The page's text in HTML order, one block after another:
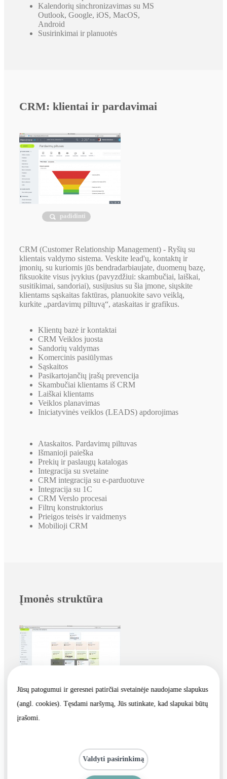
Kalendorių sinchronizavimas su MS
Outlook, Google, iOS, MacOS,
Android
Susirinkimai ir planuotės
CRM: klientai ir pardavimai
padidinti
CRM (Customer Relationship Management) - Ryšių su
klientais valdymo sistema. Veskite lead'ų, kontaktų ir
įmonių, su kuriomis jūs bendradarbiaujate, duomenų bazę,
fiksuokite visus įvykius (pavyzdžiui: skambučiai, laiškai,
susitikimai, sandoriai), susijusius su šia įmone, siųskite
klientams sąskaitas faktūras, planuokite savo veiklą,
kurkite „pardavimų piltuvą“, ataskaitas ir grafikus.
Klientų bazė ir kontaktai
CRM Veiklos juosta
Sandorių valdymas
Komercinis pasiūlymas
Sąskaitos
Pasikartojančių įrašų prevencija
Skambučiai klientams iš CRM
Laiškai klientams
Veiklos planavimas
Iniciatyvinės veiklos (LEADS) apdorojimas
Ataskaitos. Pardavimų piltuvas
Išmanioji paieška
Prekių ir paslaugų katalogas
Integracija su svetaine
CRM integracija su e-parduotuve
Integracija su 1С
CRM Verslo procesai
Filtrų konstruktorius
Prieigos teisės ir vaidmenys
Mobilioji CRM
Įmonės struktūra
padidinti
pelės spustelėjimu galėsite perkelti padalinius ir
darbuotojus, priskirti arba atšaukti jų vadovus. Jūs galite
kurti ir redaguoti įmonės struktūrą, priskirti prieigos prie
Jūsų patogumui ir geresnei patirčiai svetainėje naudojame slapukus
(angl. cookies). Tęsdami naršymą, Jūs sutinkate, kad slapukai būtų
įrašomi.
Valdyti pasirinkimą